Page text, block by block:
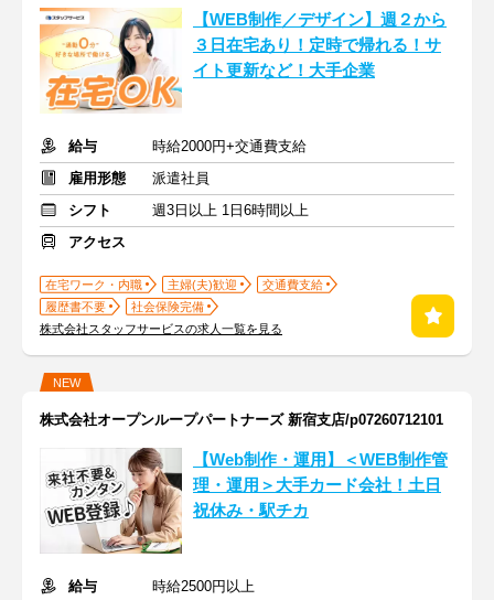
【WEB制作／デザイン】週２から
３日在宅あり！定時で帰れる！サ
イト更新など！大手企業
給与
時給2000円+交通費支給
雇用形態
派遣社員
シフト
週3日以上 1日6時間以上
アクセス
在宅ワーク・内職 主婦(夫)歓迎
交通費支給
履歴書不要
社会保険完備
株式会社スタッフサービスの求人一覧を見る
NEW
株式会社オープンループパートナーズ 新宿支店/p07260712101
【Web制作・運用】＜WEB制作管
理・運用＞大手カード会社！土日
祝休み・駅チカ
給与 時給2500円以上